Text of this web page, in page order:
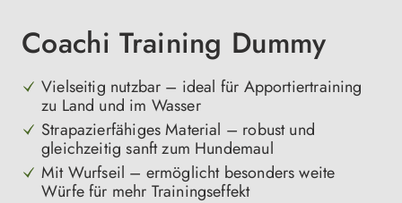
Coachi Training Dummy
Vielseitig nutzbar – ideal für Apportiertraining
zu Land und im Wasser
Strapazierfähiges Material – robust und
gleichzeitig sanft zum Hundemaul
Mit Wurfseil – ermöglicht besonders weite
Würfe für mehr Trainingseffekt